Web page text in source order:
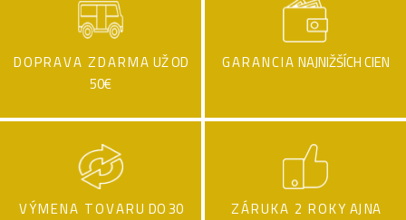
DOPRAVA ZDARMA UŽ OD
50€
GARANCIA NAJNIŽŠÍCH CIEN
VÝMENA TOVARU DO 30
ZÁRUKA 2 ROKY AJ NA